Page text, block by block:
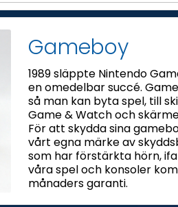
Gameboy
1989 släppte Nintendo
en omedelbar succé.
så man kan byta spel, till
Game & Watch och
För att skydda sina
vårt egna märke av
som har förstärkta hörn,
våra spel och konsoler
månaders garanti.